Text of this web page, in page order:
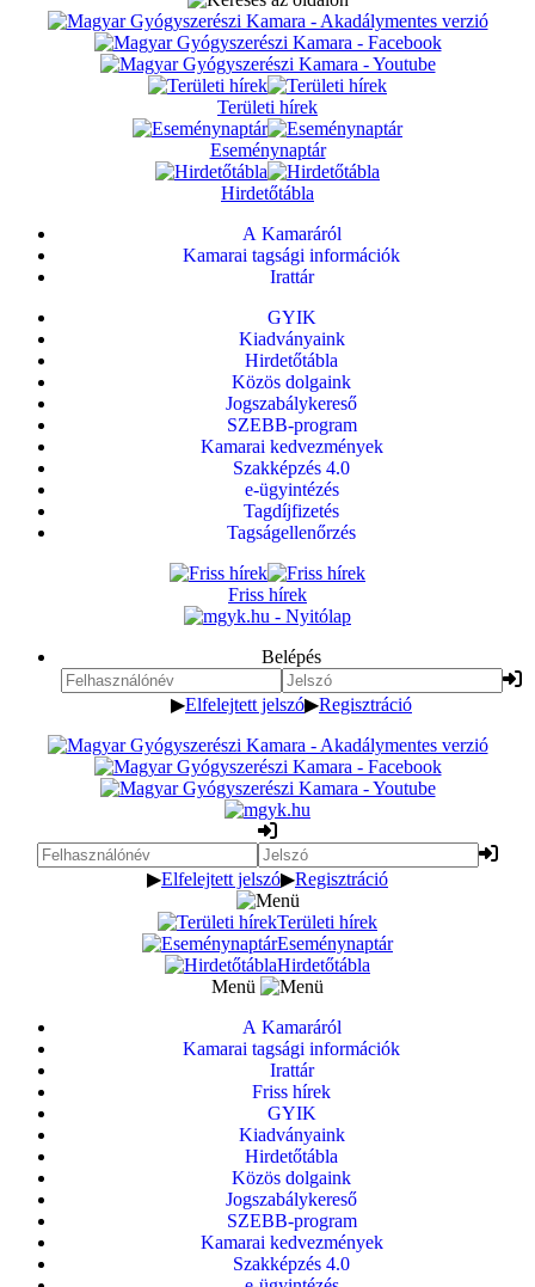
Területi hírek
Eseménynaptár
Hirdetőtábla
A Kamaráról
Kamarai tagsági információk
Irattár
GYIK
Kiadványaink
Hirdetőtábla
Közös dolgaink
Jogszabálykereső
SZEBB-program
Kamarai kedvezmények
Szakképzés 4.0
e-ügyintézés
Tagdíjfizetés
Tagságellenőrzés
Friss hírek
Belépés
▶Elfelejtett jelszó▶Regisztráció
▶Elfelejtett jelszó▶Regisztráció
Területi hírek
Eseménynaptár
Hirdetőtábla
Menü
A Kamaráról
Kamarai tagsági információk
Irattár
Friss hírek
GYIK
Kiadványaink
Hirdetőtábla
Közös dolgaink
Jogszabálykereső
SZEBB-program
Kamarai kedvezmények
Szakképzés 4.0